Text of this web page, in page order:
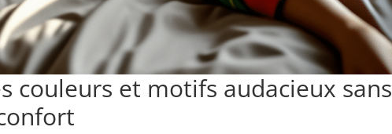
couleurs et motifs audacieux sans